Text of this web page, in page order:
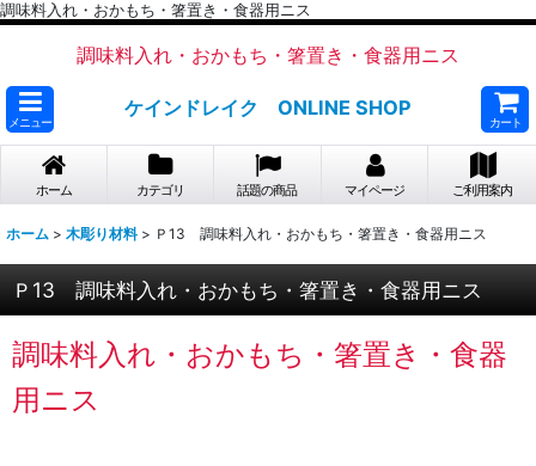
調味料入れ・おかもち・箸置き・食器用ニス
調味料入れ・おかもち・箸置き・食器用ニス
メニュー
ケインドレイク ONLINE SHOP
カート
ホーム カテゴリ 話題の商品 マイページ ご利用案内
ホーム > 木彫り材料 > Ｐ13 調味料入れ・おかもち・箸置き・食器用ニス
Ｐ13 調味料入れ・おかもち・箸置き・食器用ニス
調味料入れ・おかもち・箸置き・食器
用ニス